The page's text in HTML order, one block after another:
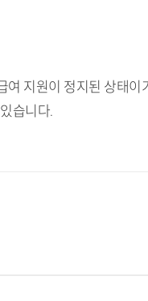
여 지원이 정지된 상태이
습니다.